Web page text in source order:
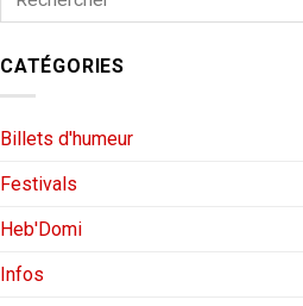
CATÉGORIES
Billets d'humeur
Festivals
Heb'Domi
Infos